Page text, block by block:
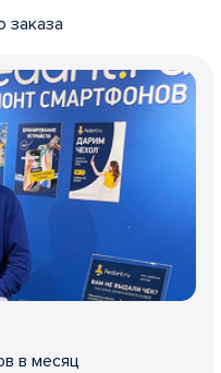
заказа
в месяц